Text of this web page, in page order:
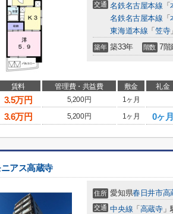
交通 名鉄名古屋本線 「
名鉄名古屋本線 「
東海道本線 「 笠寺
築年 築33年 階数 7階
賃料 管理費・共益費 敷金 礼金
3.5万円 5,200円 1ヶ月
3.6万円 5,200円 1ヶ月 0ヶ月
アス高蔵寺
住所 愛知県春日井市高
交通 中央線 「 高蔵寺」